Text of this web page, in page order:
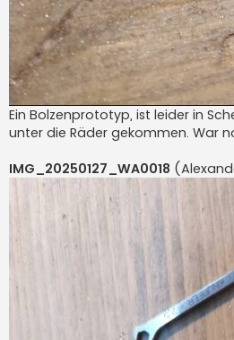
Ein Bolzenprototyp, ist leider in
unter die Räder gekommen. War
IMG_20250127_WA0018